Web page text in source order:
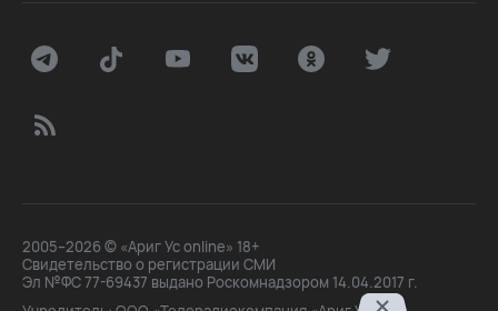
2005–2026 © «Ариг Ус online» 18+
Свидетельство о регистрации СМИ
Эл №ФС 77-69437 выдано Роскомнадзором 14.04.2017 г.